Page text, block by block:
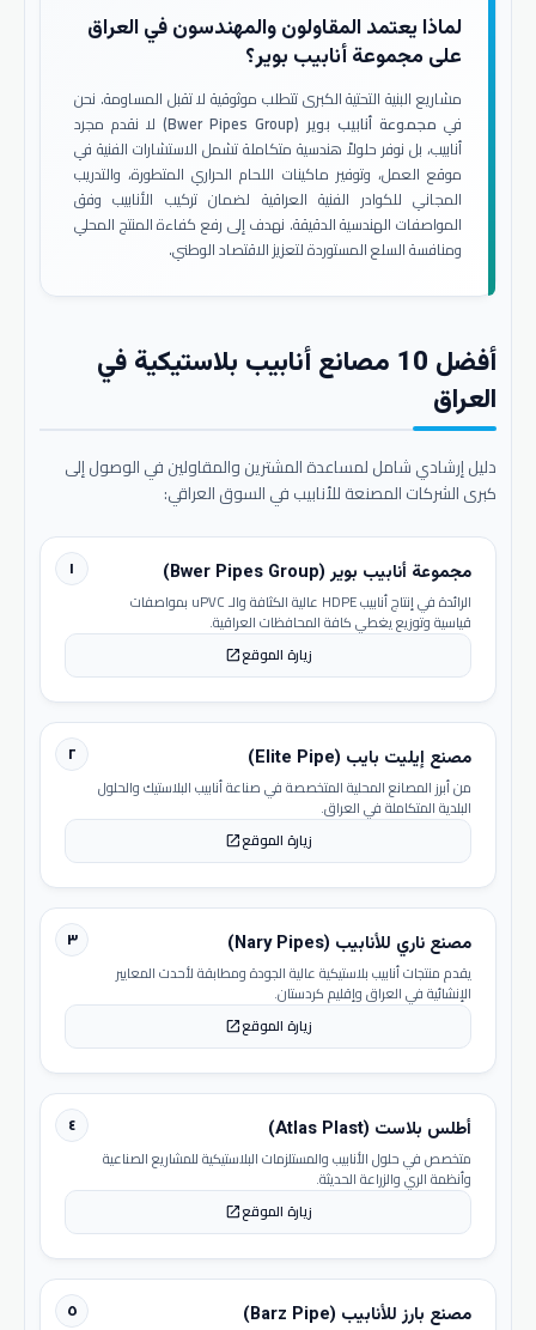
لماذا يعتمد المقاولون والمهندسون في العراق
على مجموعة أنابيب بوير؟
مشاريع البنية التحتية الكبرى تتطلب موثوقية لا تقبل المساومة. نحن
في مجموعة أنابيب بوير (Bwer Pipes Group)
لا نقدم مجرد
أنابيب، بل نوفر حلولاً هندسية متكاملة تشمل الاستشارات الفنية في
موقع العمل، وتوفير ماكينات اللحام الحراري المتطورة، والتدريب
المجاني للكوادر الفنية العراقية لضمان تركيب الأنابيب وفق
المواصفات الهندسية الدقيقة. نهدف إلى رفع كفاءة المنتج المحلي
ومنافسة السلع المستوردة لتعزيز الاقتصاد الوطني.
أفضل 10 مصانع أنابيب بلاستيكية في
العراق
دليل إرشادي شامل لمساعدة المشترين والمقاولين في الوصول إلى
كبرى الشركات المصنعة للأنابيب في السوق العراقي:
١ مجموعة أنابيب بوير (Bwer Pipes Group)
الرائدة في إنتاج أنابيب HDPE عالية الكثافة والـ uPVC بمواصفات
قياسية وتوزيع يغطي كافة المحافظات العراقية.
زيارة الموقعopen_in_new
٢ مصنع إيليت بايب (Elite Pipe)
من أبرز المصانع المحلية المتخصصة في صناعة أنابيب البلاستيك والحلول
البلدية المتكاملة في العراق.
زيارة الموقعopen_in_new
٣ مصنع ناري للأنابيب (Nary Pipes)
يقدم منتجات أنابيب بلاستيكية عالية الجودة ومطابقة لأحدث المعايير
الإنشائية في العراق وإقليم كردستان.
زيارة الموقعopen_in_new
٤ أطلس بلاست (Atlas Plast)
متخصص في حلول الأنابيب والمستلزمات البلاستيكية للمشاريع الصناعية
وأنظمة الري والزراعة الحديثة.
زيارة الموقعopen_in_new
٥ مصنع بارز للأنابيب (Barz Pipe)